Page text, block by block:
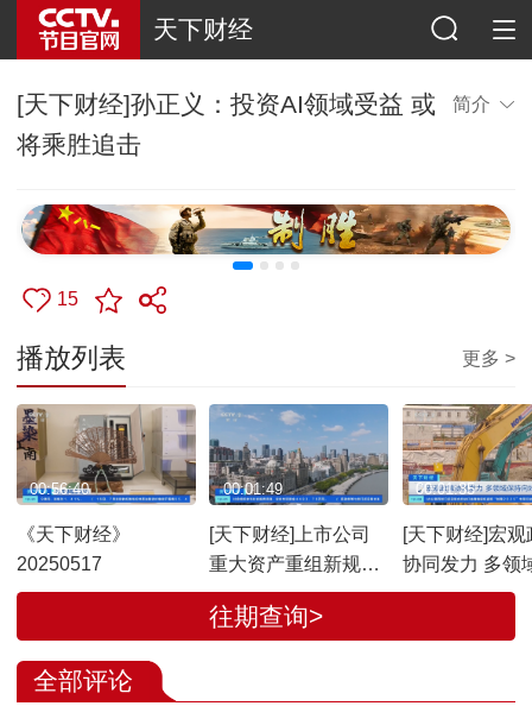
天下财经
[天下财经]孙正义：投资AI领域受益 或
将乘胜追击
简介
15
播放列表 更多 >
《天下财经》
20250517
00:56:40
[天下财经]上市公司
重大资产重组新规落
地 提出多个“首次”
00:01:49
[天下财经]宏观
协同发力 多领
向好态势
00:01:35
往期查询>
全部评论